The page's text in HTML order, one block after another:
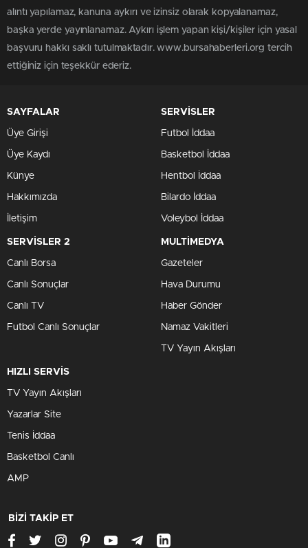
alıntı yapılamaz, kanuna aykırı ve izinsiz olarak kopyalanamaz,
başka yerde yayınlanamaz. Aykırı işlem yapan kişi/kişiler için yasal
başvuru hakkı saklı tutulmaktadır. www.bursahaberleri.org tercih
ettiğiniz için teşekkür ederiz.
SAYFALAR
Üye Girişi
Üye Kaydı
Künye
Hakkımızda
İletişim
SERVİSLER
Futbol İddaa
Basketbol İddaa
Hentbol İddaa
Bilardo İddaa
Voleybol İddaa
SERVİSLER 2
Canlı Borsa
Canlı Sonuçlar
Canlı TV
Futbol Canlı Sonuçlar
MULTİMEDYA
Gazeteler
Hava Durumu
Haber Gönder
Namaz Vakitleri
TV Yayın Akışları
HIZLI SERVİS
TV Yayın Akışları
Yazarlar Site
Tenis İddaa
Basketbol Canlı
AMP
BİZİ TAKİP ET